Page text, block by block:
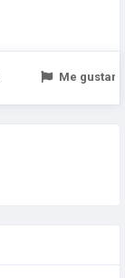
Me gustan